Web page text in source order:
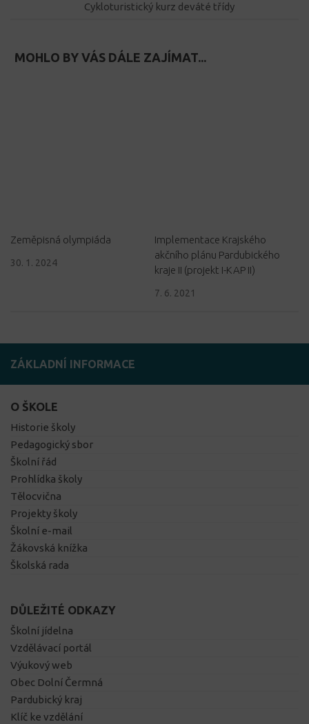
Cykloturistický kurz deváté třídy
MOHLO BY VÁS DÁLE ZAJÍMAT...
Zeměpisná olympiáda
30. 1. 2024
Implementace Krajského
akčního plánu Pardubického
kraje II (projekt I-KAP II)
7. 6. 2021
ZÁKLADNÍ INFORMACE
O ŠKOLE
Historie školy
Pedagogický sbor
Školní řád
Prohlídka školy
Tělocvična
Projekty školy
Školní e-mail
Žákovská knížka
Školská rada
DŮLEŽITÉ ODKAZY
Školní jídelna
Vzdělávací portál
Výukový web
Obec Dolní Čermná
Pardubický kraj
Klíč ke vzdělání